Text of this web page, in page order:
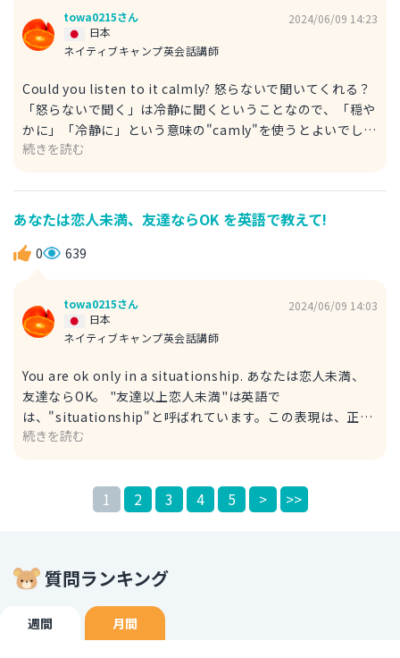
持ち良くはないけど、、」から切り出してもよいでしょう。
towa0215さん
ネイティブキャンプ英会話講師
日本
2024/06/09 14:23
Could you listen to it calmly? 怒らないで聞いてくれる？
「怒らないで聞く」は冷静に聞くということなので、「穏や
かに」「冷静に」という意味の"camly"を使うとよいでしょ
う。また、大切な話や、深刻な話をしたい場合は、"I have
があるんだけど」から、切り出すとよいでしょ。 例) I have
one thing to tell you. Could you listen to it calmly? I
broke your favorite glass. Sorry. 伝えなきゃいけないこ
とがあるんだけど、怒らないで聞いてね。あなたのグラス割
続きを読む
あなたは恋人未満、友達ならOK を英語で教えて!
0 639
towa0215さん
ネイティブキャンプ英会話講師
日本
2024/06/09 14:03
You are ok only in a situationship. あなたは恋人未満、
友達ならOK。 "友達以上恋人未満"は英語で
は、"situationship"と呼ばれています。この表現は、正式
な英語ではなく、"situation"「状況」
ケンブリッジの英英辞典で、"situationship"はこのように
の恋愛的な関係のことであるが、まだカップルではない関
続きを読む
1 2 3 4 5 > >>
質問ランキング
週間 月間